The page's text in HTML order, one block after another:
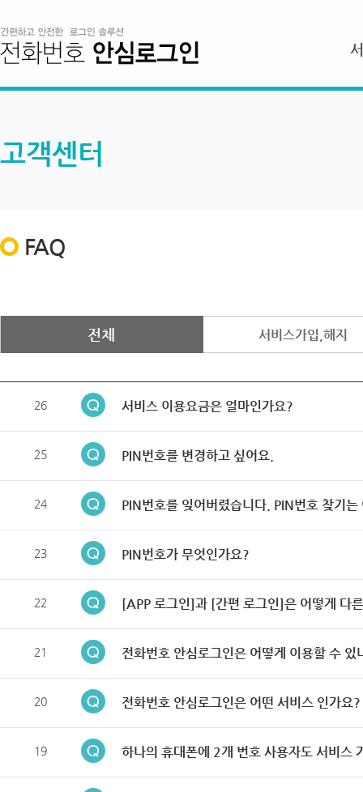
고객센터
FAQ
전체 서비스가입,해지
26 서비스 이용요금은 얼마인가요?
25 PIN번호를 변경하고 싶어요.
24 PIN번호를 잊어버렸습니다. PIN번호 찾기는
23 PIN번호가 무엇인가요?
22 [APP 로그인]과 [간편 로그인]은 어떻게 다
21 전화번호 안심로그인은 어떻게 이용할 수 있
20 전화번호 안심로그인은 어떤 서비스 인가요?
19 하나의 휴대폰에 2개 번호 사용자도 서비스